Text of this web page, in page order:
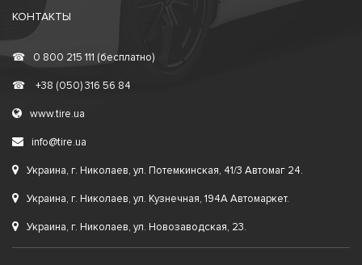
КОНТАКТЫ
☎ 0 800 215 111 (бесплатно)
☎ +38 (050) 316 56 84
www.tire.ua
info@tire.ua
Украина, г. Николаев, ул. Потемкинская, 41/3 Автомаг 24.
Украина, г. Николаев, ул. Кузнечная, 194А Автомаркет.
Украина, г. Николаев, ул. Новозаводская, 23.